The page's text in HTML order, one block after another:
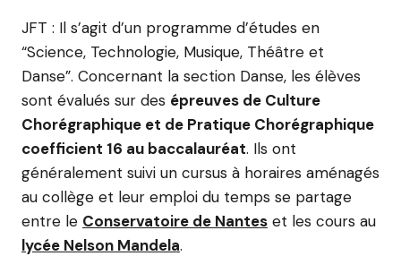
JFT : Il s’agit d’un programme d’études en
“Science, Technologie, Musique, Théâtre et
Danse”. Concernant la section Danse, les élèves
sont évalués sur des épreuves de Culture
Chorégraphique et de Pratique Chorégraphique
coefficient 16 au baccalauréat. Ils ont
généralement suivi un cursus à horaires aménagés
au collège et leur emploi du temps se partage
entre le Conservatoire de Nantes et les cours au
lycée Nelson Mandela.